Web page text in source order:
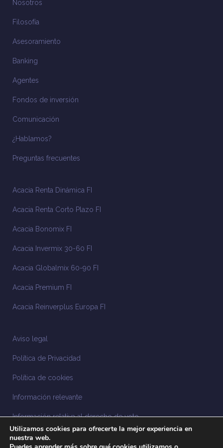
Nosotros
Filosofía
Asesoramiento
Banking
Agentes
Fondos de inversión
Comunicación
¿Hablamos?
Preguntas frecuentes
Acacia Renta Dinámica FI
Acacia Renta Corto Plazo FI
Acacia Bonomix FI
Acacia Invermix 30-60 FI
Acacia Globalmix 60-90 FI
Acacia Premium FI
Acacia Reinverplus Europa FI
Aviso legal
Política de Privacidad
Política de cookies
Información relevante
Información relativa al derecho de voto
Información relacionada con la sostenibilidad
Utilizamos cookies para ofrecerte la mejor experiencia en
nuestra web.